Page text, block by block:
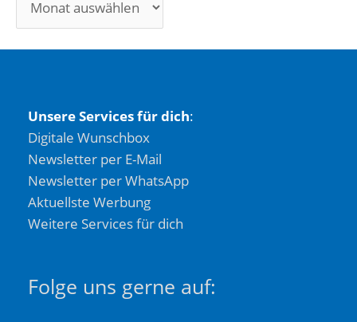
Unsere Services für dich:
Digitale Wunschbox
Newsletter per E-Mail
Newsletter per WhatsApp
Aktuellste Werbung
Weitere Services für dich
Folge uns gerne auf: